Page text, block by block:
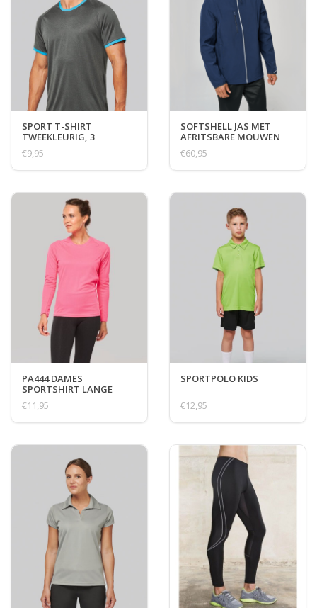
SPORT T-SHIRT
TWEEKLEURIG, 3
VARIANTEN
€9,95
SOFTSHELL JAS MET
AFRITSBARE MOUWEN
€60,95
PA444 DAMES
SPORTSHIRT LANGE
MOUW
€11,95
SPORTPOLO KIDS
€12,95